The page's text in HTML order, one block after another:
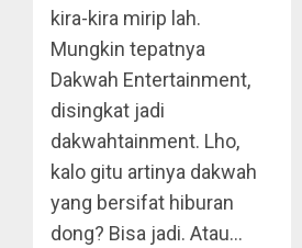
kira-kira mirip lah.
Mungkin tepatnya
Dakwah Entertainment,
disingkat jadi
dakwahtainment. Lho,
kalo gitu artinya dakwah
yang bersifat hiburan
dong? Bisa jadi. Atau…